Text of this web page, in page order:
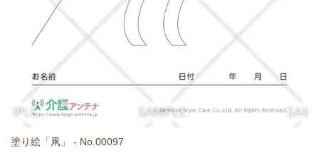
塗り絵「凧」 - No.00097